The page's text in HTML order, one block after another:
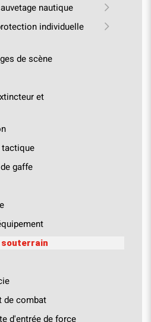
nautique
individuelle
de scène
et
gaffe
souterrain
de combat
d'entrée de force